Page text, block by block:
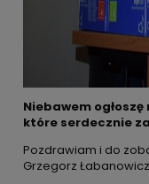
Niebawem
które serdecznie
Pozdrawiam i do
Grzegorz Łabanowicz